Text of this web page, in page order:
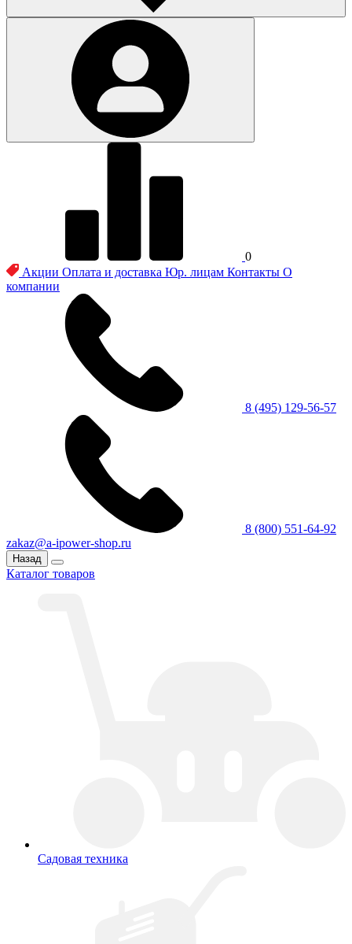
0
Акции Оплата и доставка Юр. лицам Контакты О
компании
8 (495) 129-56-57
8 (800) 551-64-92
zakaz@a-ipower-shop.ru
Назад
Каталог товаров
Садовая техника